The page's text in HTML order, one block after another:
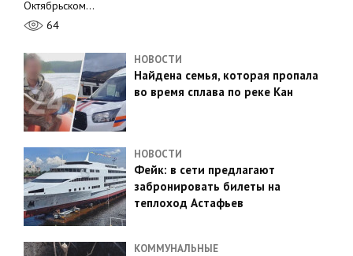
Октябрьском…
64
НОВОСТИ
Найдена семья, которая пропала
во время сплава по реке Кан
НОВОСТИ
Фейк: в сети предлагают
забронировать билеты на
теплоход Астафьев
КОММУНАЛЬНЫЕ